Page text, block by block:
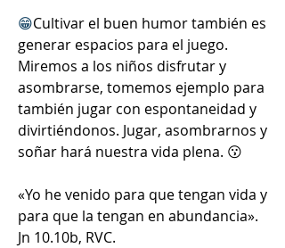
😁Cultivar el buen humor también es
generar espacios para el juego.
Miremos a los niños disfrutar y
asombrarse, tomemos ejemplo para
también jugar con espontaneidad y
divirtiéndonos. Jugar, asombrarnos y
soñar hará nuestra vida plena. 😗
«Yo he venido para que tengan vida y
para que la tengan en abundancia».
Jn 10.10b, RVC.